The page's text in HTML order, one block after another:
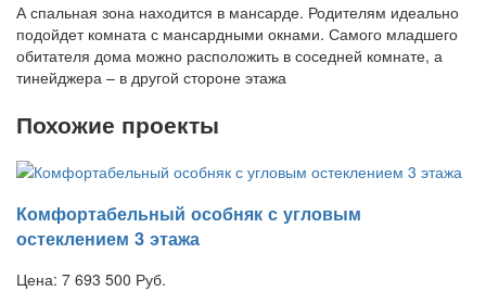
А спальная зона находится в мансарде. Родителям идеально
подойдет комната с мансардными окнами. Самого младшего
обитателя дома можно расположить в соседней комнате, а
тинейджера – в другой стороне этажа
Похожие проекты
Комфортабельный особняк с угловым
остеклением 3 этажа
Цена: 7 693 500 Руб.